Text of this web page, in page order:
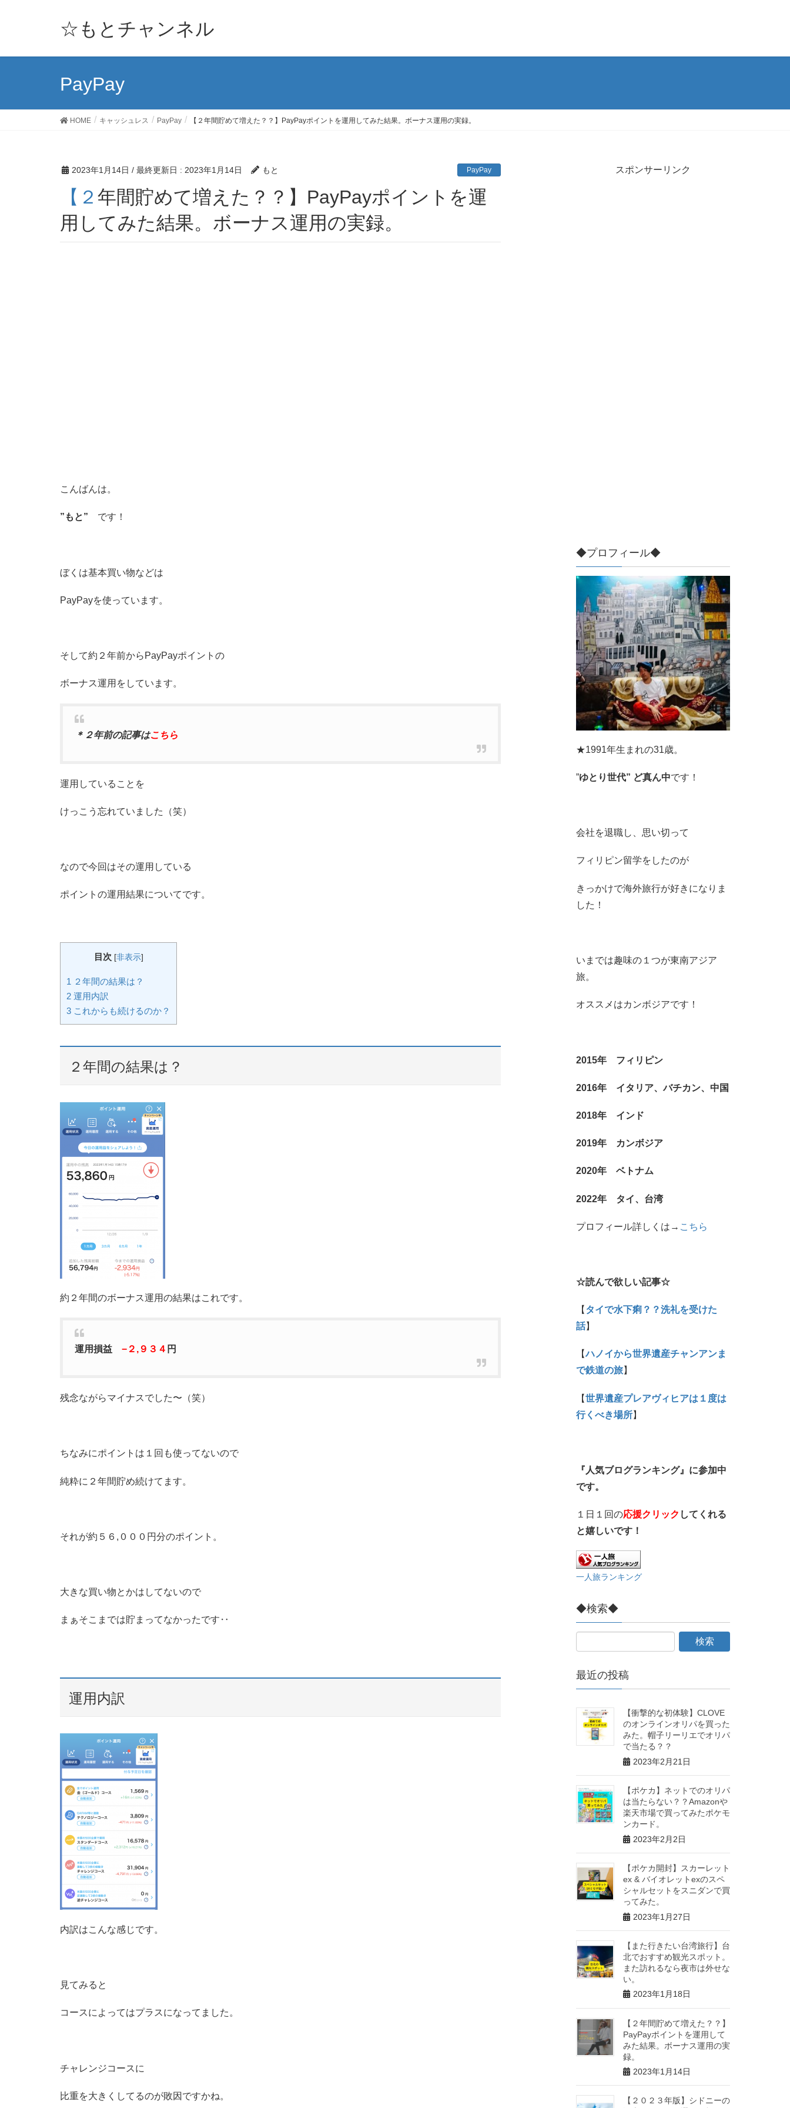
☆もとチャンネル
PayPay
HOME キャッシュレス PayPay 【２年間貯めて増えた？？】PayPayポイントを運用してみた結果。ボーナス運用の実録。
2023年1月14日 / 最終更新日 : 2023年1月14日 もと PayPay
【２年間貯めて増えた？？】PayPayポイントを運
用してみた結果。ボーナス運用の実録。
こんばんは。
”もと” です！
ぼくは基本買い物などは
PayPayを使っています。
そして約２年前からPayPayポイントの
ボーナス運用をしています。
＊２年前の記事はこちら
運用していることを
けっこう忘れていました（笑）
なので今回はその運用している
ポイントの運用結果についてです。
目次 [非表示]
1 ２年間の結果は？
2 運用内訳
3 これからも続けるのか？
２年間の結果は？
約２年間のボーナス運用の結果はこれです。
運用損益 −２,９３４ 円
残念ながらマイナスでした〜（笑）
ちなみにポイントは１回も使ってないので
純粋に２年間貯め続けてます。
それが約５６,０００円分のポイント。
大きな買い物とかはしてないので
まぁそこまでは貯まってなかったです‥
運用内訳
内訳はこんな感じです。
見てみると
コースによってはプラスになってました。
チャレンジコースに
比重を大きくしてるのが敗因ですかね。
スポンサーリンク
◆プロフィール◆
★1991年生まれの31歳。
”ゆとり世代” ど真ん中です！
会社を退職し、思い切って
フィリピン留学をしたのが
きっかけで海外旅行が好きになりま
した！
いまでは趣味の１つが東南アジア
旅。
オススメはカンボジアです！
2015年 フィリピン
2016年 イタリア、バチカン、中国
2018年 インド
2019年 カンボジア
2020年 ベトナム
2022年 タイ、台湾
プロフィール詳しくは→ こちら
☆読んで欲しい記事☆
【 タイで水下痢？？洗礼を受けた
話】
【ハノイから世界遺産チャンアンま
で鉄道の旅】
【世界遺産プレアヴィヒアは１度は
行くべき場所】
『人気ブログランキング』に参加中
です。
１日１回の応援クリック してくれる
と嬉しいです！
一人旅ランキング
◆検索◆
最近の投稿
【衝撃的な初体験】CLOVE
のオンラインオリパを買った
みた。帽子リーリエでオリパ
で当たる？？
2023年2月21日
【ポケカ】ネットでのオリパ
は当たらない？？Amazonや
楽天市場で買ってみたポケモ
ンカード。
2023年2月2日
【ポケカ開封】スカーレット
ex & バイオレットexのスペ
シャルセットをスニダンで買
ってみた。
2023年1月27日
【また行きたい台湾旅行】台
北でおすすめ観光スポット。
また訪れるなら夜市は外せな
い。
2023年1月18日
【２年間貯めて増えた？？】
PayPayポイントを運用して
みた結果。ボーナス運用の実
録。
2023年1月14日
【２０２３年版】シドニーの